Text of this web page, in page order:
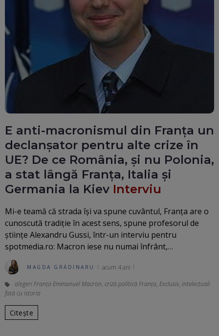
E anti-macronismul din Franța un
declanșator pentru alte crize în
UE? De ce România, și nu Polonia,
a stat lângă Franța, Italia și
Germania la Kiev Interviu
Mi-e teamă că strada își va spune cuvântul, Franța are o
cunoscută tradiție în acest sens, spune profesorul de
științe Alexandru Gussi, într-un interviu pentru
spotmedia.ro: Macron iese nu numai înfrânt,…
MAGDA GRĂDINARU acum 4 ani
alegeri Franța Emmanuel Macron, criză politică Franța, Exclusiv, intelectuali
față cu istoria
Citește